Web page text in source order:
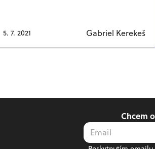
(01:14:57) – Ako sa stať game
developerom?
(01:22:43) – Čo si cenia v robote?
5. 7. 2021 Gabriel Kerekeš
Chcem